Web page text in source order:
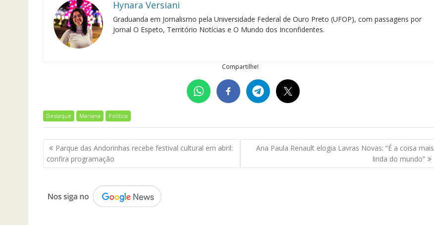
Hynara Versiani
Graduanda em Jornalismo pela Universidade Federal de Ouro Preto (UFOP), com passagens por
Jornal O Espeto, Território Notícias e O Mundo dos Inconfidentes.
Compartilhe!
Destaque Mariana Política
Navegação
de
Post
Parque das Andorinhas recebe festival cultural em abril:
confira programação
Ana Paula Renault elogia Lavras Novas: “É a coisa mais
linda do mundo”